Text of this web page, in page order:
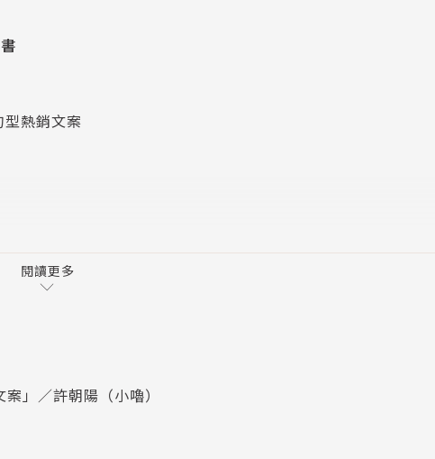
熱銷文案
經銷商、服務業、餐飲業等無一不包。他集結整理出9大類熱銷
閱讀更多
」／許朝陽（小嚕）